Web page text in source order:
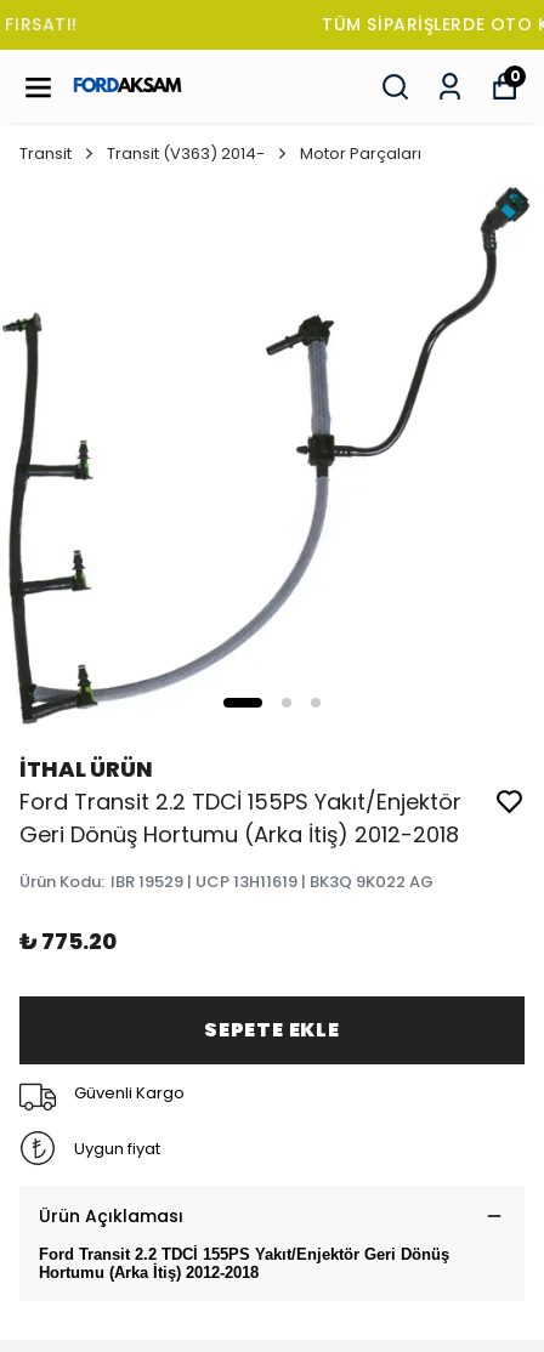
TÜM SİPARİŞLERDE OTO KOKUSU HEDİYE!
0
Transit Transit (V363) 2014- Motor Parçaları
İTHAL ÜRÜN
Ford Transit 2.2 TDCİ 155PS Yakıt/Enjektör
Geri Dönüş Hortumu (Arka İtiş) 2012-2018
Ürün Kodu: IBR 19529 | UCP 13H11619 | BK3Q 9K022 AG
₺ 775.20
SEPETE EKLE
Güvenli Kargo
Uygun fiyat
Ürün Açıklaması
Ford Transit 2.2 TDCİ 155PS Yakıt/Enjektör Geri Dönüş
Hortumu (Arka İtiş) 2012-2018